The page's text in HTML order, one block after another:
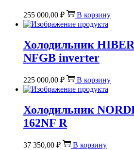
255 000,00 ₽ В корзину
Холодильник
NFGB inverter
225 000,00 ₽ В корзину
Холодильник
162NF R
37 350,00 ₽ В корзину